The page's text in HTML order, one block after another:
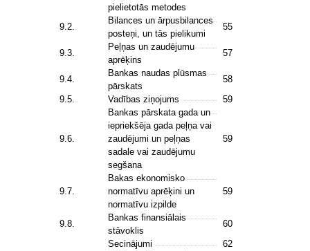
pielietotās metodes
9.2.
Bilances un ārpusbilances
posteņi, un tās pielikumi
55
9.3.
Peļņas un zaudējumu
aprēķins
57
9.4.
Bankas naudas plūsmas
pārskats
58
9.5.
Vadības ziņojums 59
9.6.
Bankas pārskata gada un
iepriekšēja gada peļņa vai
zaudējumi un peļņas
sadale vai zaudējumu
segšana
59
9.7.
Bakas ekonomisko
normatīvu aprēķini un
normatīvu izpilde
59
9.8.
Bankas finansiālais
stāvoklis
60
Secinājumi
62